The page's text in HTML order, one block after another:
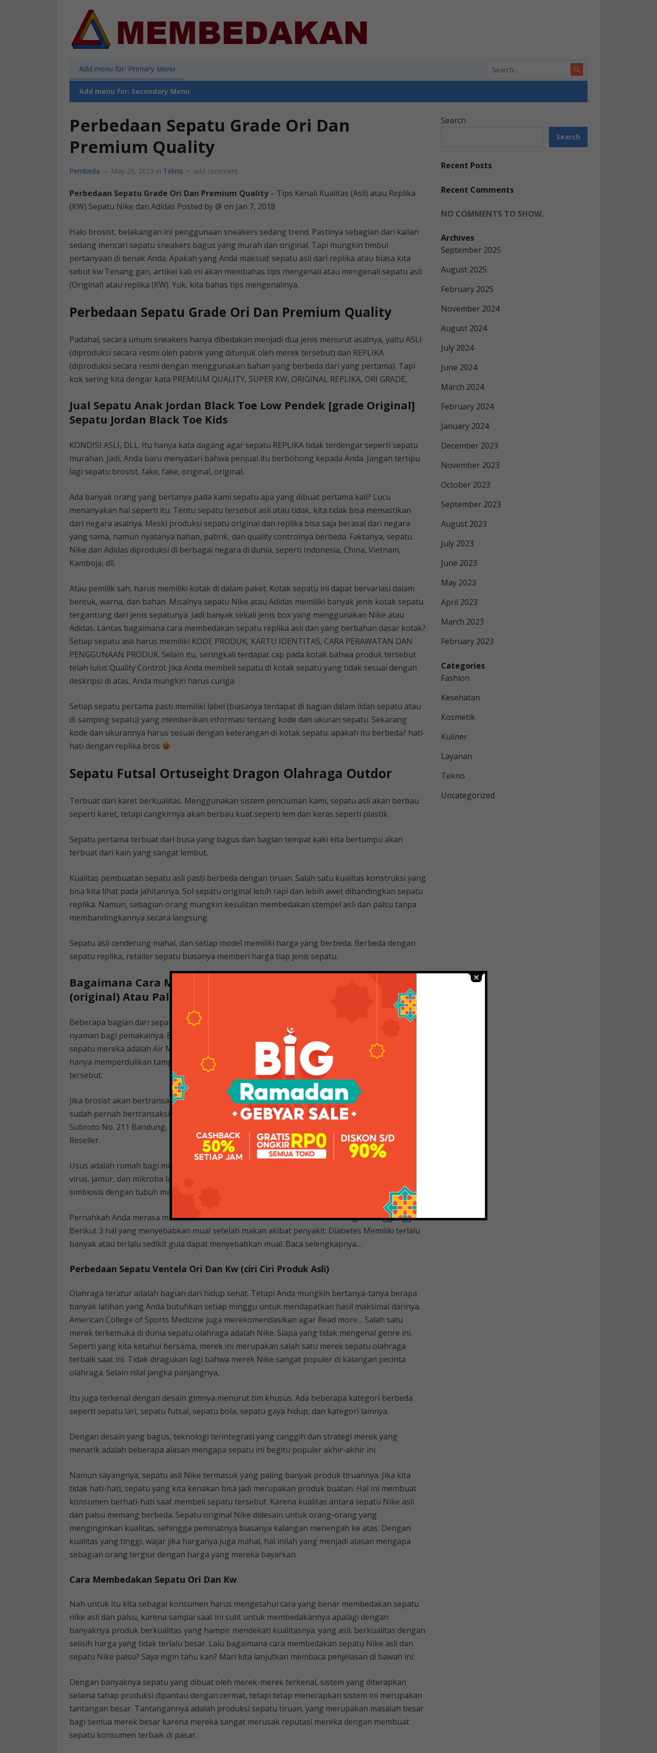
Add menu for: Primary Menu
Add menu for: Secondary Menu
Perbedaan Sepatu Grade Ori Dan
Premium Quality
Pembeda — May 26, 2023 in Tekno • add comment
Perbedaan Sepatu Grade Ori Dan Premium Quality– Tips Kenali Kualitas (Asli) atau Replika
(KW) Sepatu Nike dan Adidas Posted by @ on Jan 7, 2018
Halo brosist, belakangan ini penggunaan sneakers sedang trend. Pastinya sebagian dari kalian
sedang mencari sepatu sneakers bagus yang murah dan original. Tapi mungkin timbul
pertanyaan di benak Anda. Apakah yang Anda maksud: sepatu asli dari replika atau biasa kita
sebut kw Tenang gan, artikel kali ini akan membahas tips mengenali atau mengenali sepatu asli
(Original) atau replika (KW). Yuk, kita bahas tips mengenalinya.
Perbedaan Sepatu Grade Ori Dan Premium Quality
Padahal, secara umum sneakers hanya dibedakan menjadi dua jenis menurut asalnya, yaitu ASLI
(diproduksi secara resmi oleh pabrik yang ditunjuk oleh merek tersebut) dan REPLIKA
(diproduksi secara resmi dengan menggunakan bahan yang berbeda dari yang pertama). Tapi
kok sering kita dengar kata PREMIUM QUALITY, SUPER KW, ORIGINAL REPLIKA, ORI GRADE,
Jual Sepatu Anak Jordan Black Toe Low Pendek [grade Original]
Sepatu Jordan Black Toe Kids
KONDISI ASLI, DLL. Itu hanya kata dagang agar sepatu REPLIKA tidak terdengar seperti sepatu
murahan. Jadi, Anda baru menyadari bahwa penjual itu berbohong kepada Anda. Jangan tertipu
lagi sepatu brosist, fake, fake, original, original.
Ada banyak orang yang bertanya pada kami sepatu apa yang dibuat pertama kali? Lucu
menanyakan hal seperti itu. Tentu sepatu tersebut asli atau tidak, kita tidak bisa memastikan
dari negara asalnya. Meski produksi sepatu original dan replika bisa saja berasal dari negara
yang sama, namun nyatanya bahan, pabrik, dan quality controlnya berbeda. Faktanya, sepatu
Nike dan Adidas diproduksi di berbagai negara di dunia, seperti Indonesia, China, Vietnam,
Kamboja, dll.
Atau pemilik sah, harus memiliki kotak di dalam paket. Kotak sepatu ini dapat bervariasi dalam
bentuk, warna, dan bahan. Misalnya sepatu Nike atau Adidas memiliki banyak jenis kotak sepatu
tergantung dari jenis sepatunya. Jadi banyak sekali jenis box yang menggunakan Nike atau
Adidas. Lantas bagaimana cara membedakan sepatu replika asli dan yang berbahan dasar kotak?
Setiap sepatu asli harus memiliki KODE PRODUK, KARTU IDENTITAS, CARA PERAWATAN DAN
PENGGUNAAN PRODUK. Selain itu, seringkali terdapat cap pada kotak bahwa produk tersebut
telah lulus Quality Control. Jika Anda membeli sepatu di kotak sepatu yang tidak sesuai dengan
deskripsi di atas, Anda mungkin harus curiga.
Setiap sepatu pertama pasti memiliki label (biasanya terdapat di bagian dalam lidah sepatu atau
di samping sepatu) yang memberikan informasi tentang kode dan ukuran sepatu. Sekarang
kode dan ukurannya harus sesuai dengan keterangan di kotak sepatu. apakah itu berbeda? hati-
hati dengan replika bros
Sepatu Futsal Ortuseight Dragon Olahraga Outdor
Terbuat dari karet berkualitas. Menggunakan sistem penciuman kami, sepatu asli akan berbau
seperti karet, tetapi cangkirnya akan berbau kuat seperti lem dan keras seperti plastik.
Sepatu pertama terbuat dari busa yang bagus dan bagian tempat kaki kita bertumpu akan
terbuat dari kain yang sangat lembut.
Kualitas pembuatan sepatu asli pasti berbeda dengan tiruan. Salah satu kualitas konstruksi yang
bisa kita lihat pada jahitannya. Sol sepatu original lebih rapi dan lebih awet dibandingkan sepatu
replika. Namun, sebagian orang mungkin kesulitan membedakan stempel asli dan palsu tanpa
membandingkannya secara langsung.
Sepatu asli cenderung mahal, dan setiap model memiliki harga yang berbeda. Berbeda dengan
sepatu replika, retailer sepatu biasanya memberi harga tiap jenis sepatu.
Bagaimana Cara Mengetahui Bahwa Sepatu Nike Itu Asli
(original) Atau Palsu?
Beberapa bagian dari sepatu pertama akan memiliki teknologi untuk membuat sepatu lebih
nyaman bagi pemakainya. Beberapa nama teknis yang sering digunakan Nike dan Adidas untuk
sepatu mereka adalah Air Max, Lunarlon, Boost, Bounce, dll. Berbeda dengan sepatu palsu yang
hanya memperdulikan tampilan luar saja tanpa memperdulikan kualitas dan kenyamanan sepatu
tersebut.
Jika brosist akan bertransaksi secara online, pastikan membaca review toko dari pelanggan yang
sudah pernah bertransaksi. Atau kalau brosist datang langsung ke NCR Sport yaitu Jalan Gatot
Subroto No. 211 Bandung, brosist bisa lihat pertama sertifikat Nike NCR Sport Authentic
Reseller.
Usus adalah rumah bagi miliaran mikroba yang disebut mikrobioma usus, yang meliputi bakteri,
virus, jamur, dan mikroba lainnya. Banyak bakteri di usus memiliki hubungan yang mirip atau
simbiosis dengan tubuh manusia. Saat Anda berolahraga, oksigen mencapai Read more…
Pernahkah Anda merasa mual setelah makan? Mual setelah makan tentu sangat mengganggu.
Berikut 3 hal yang menyebabkan mual setelah makan akibat penyakit: Diabetes Memiliki terlalu
banyak atau terlalu sedikit gula dapat menyebabkan mual. Baca selengkapnya…
Perbedaan Sepatu Ventela Ori Dan Kw (ciri Ciri Produk Asli)
Olahraga teratur adalah bagian dari hidup sehat. Tetapi Anda mungkin bertanya-tanya berapa
banyak latihan yang Anda butuhkan setiap minggu untuk mendapatkan hasil maksimal darinya.
American College of Sports Medicine juga merekomendasikan agar Read more… Salah satu
merek terkemuka di dunia sepatu olahraga adalah Nike. Siapa yang tidak mengenal genre ini.
Seperti yang kita ketahui bersama, merek ini merupakan salah satu merek sepatu olahraga
terbaik saat ini. Tidak diragukan lagi bahwa merek Nike sangat populer di kalangan pecinta
olahraga. Selain nilai jangka panjangnya,
Itu juga terkenal dengan desain gimnya menurut tim khusus. Ada beberapa kategori berbeda
seperti sepatu lari, sepatu futsal, sepatu bola, sepatu gaya hidup, dan kategori lainnya.
Dengan desain yang bagus, teknologi terintegrasi yang canggih dan strategi merek yang
menarik adalah beberapa alasan mengapa sepatu ini begitu populer akhir-akhir ini.
Namun sayangnya, sepatu asli Nike termasuk yang paling banyak produk tiruannya. Jika kita
tidak hati-hati, sepatu yang kita kenakan bisa jadi merupakan produk buatan. Hal ini membuat
konsumen berhati-hati saat membeli sepatu tersebut. Karena kualitas antara sepatu Nike asli
dan palsu memang berbeda. Sepatu original Nike didesain untuk orang-orang yang
menginginkan kualitas, sehingga peminatnya biasanya kalangan menengah ke atas. Dengan
kualitas yang tinggi, wajar jika harganya juga mahal, hal inilah yang menjadi alasan mengapa
sebagian orang tergiur dengan harga yang mereka bayarkan.
Cara Membedakan Sepatu Ori Dan Kw
Nah untuk itu kita sebagai konsumen harus mengetahui cara yang benar membedakan sepatu
nike asli dan palsu, karena sampai saat ini sulit untuk membedakannya apalagi dengan
banyaknya produk berkualitas yang hampir mendekati kualitasnya. yang asli. berkualitas dengan
selisih harga yang tidak terlalu besar. Lalu bagaimana cara membedakan sepatu Nike asli dan
sepatu Nike palsu? Saya ingin tahu kan? Mari kita lanjutkan membaca penjelasan di bawah ini:
Dengan banyaknya sepatu yang dibuat oleh merek-merek terkenal, sistem yang diterapkan
selama tahap produksi dipantau dengan cermat, tetapi tetap menerapkan sistem ini merupakan
tantangan besar. Tantangannya adalah produksi sepatu tiruan, yang merupakan masalah besar
bagi semua merek besar karena mereka sangat merusak reputasi mereka dengan membuat
sepatu konsumen terbaik di pasar.
Search
Search
Recent Posts
Recent Comments
NO COMMENTS TO SHOW.
Archives
September 2025
August 2025
February 2025
November 2024
August 2024
July 2024
June 2024
March 2024
February 2024
January 2024
December 2023
November 2023
October 2023
September 2023
August 2023
July 2023
June 2023
May 2023
April 2023
March 2023
February 2023
Categories
Fashion
Kesehatan
Kosmetik
Kuliner
Layanan
Tekno
Uncategorized